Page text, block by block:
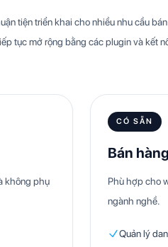
tiện triển khai cho nhiều nhu cầu bán
tục mở rộng bằng các plugin và kết
không phụ
CÓ SẴN
Bán
Phù hợp cho
ngành nghề.
Quản lý